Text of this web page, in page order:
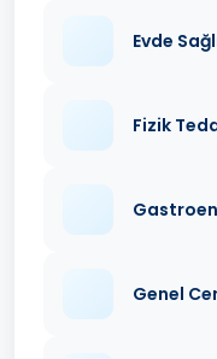
Evde
Fizik
Genel